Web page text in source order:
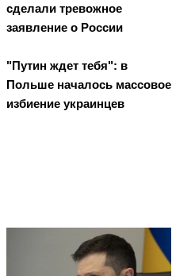
сделали тревожное
заявление о России
"Путин ждет тебя": в
Польше началось массовое
избиение украинцев